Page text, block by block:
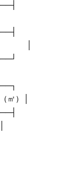
│
（㎡）│